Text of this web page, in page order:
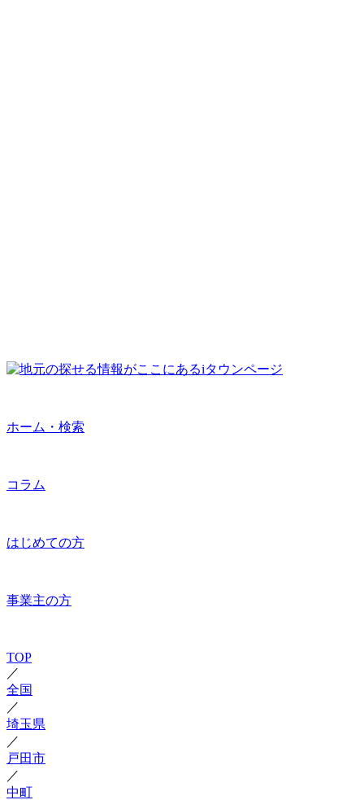
ホーム・検索
コラム
はじめての方
事業主の方
TOP
／
全国
／
埼玉県
／
戸田市
／
中町